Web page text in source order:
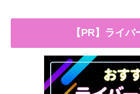
【PR】ライ